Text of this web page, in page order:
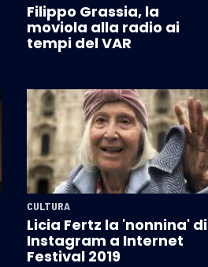
Filippo Grassia, la
moviola alla radio ai
tempi del VAR
CULTURA
Licia Fertz la 'nonnina' di
Instagram a Internet
Festival 2019